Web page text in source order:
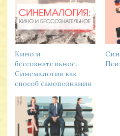
Кино и
бессознательное.
Синемалогия как
способ самопознания